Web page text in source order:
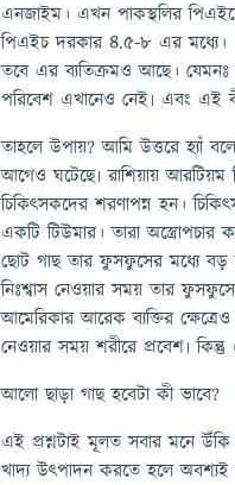
এনজাইম। এখন পাকস্থলির
পিএইচ দরকার ৪.৫-৮ এর মধ্যে।
তবে এর ব্যতিক্রমও আছে। যেমনঃ
পরিবেশ এখানেও নেই৷ এবং এই
তাহলে উপায়? আমি উত্তরে হ্যাঁ
আগেও ঘটেছে৷ রাশিয়ায় আরটিয়ম
চিকিৎসকদের শরণাপন্ন হন।
একটি টিউমার। তারা
ছোট গাছ তার ফুসফুসের মধ্যে বড়
নিঃশ্বাস নেওয়ার সময় তার
আমেরিকার আরেক ব্যক্তির
নেওয়ার সময় শরীরে প্রবেশ৷
আলো ছাড়া গাছ হবেটা কী ভাবে?
এই প্রশ্নটাই মূলত সবার মনে উঁকি
খাদ্য উৎপাদন করতে হলে অবশ্যই